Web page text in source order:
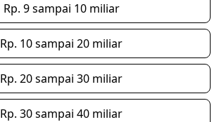
Rp. 9 sampai 10 miliar
Rp. 10 sampai 20 miliar
Rp. 20 sampai 30 miliar
Rp. 30 sampai 40 miliar